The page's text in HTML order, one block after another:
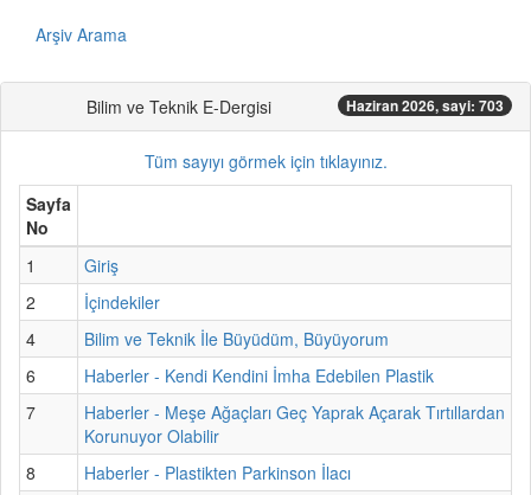
Arşiv Arama
Bilim ve Teknik E-Dergisi Haziran 2026, sayi: 703
Tüm sayıyı görmek için tıklayınız.
Sayfa
No
1
Giriş
2
İçindekiler
4
Bilim ve Teknik İle Büyüdüm, Büyüyorum
6
Haberler - Kendi Kendini İmha Edebilen Plastik
7
Haberler - Meşe Ağaçları Geç Yaprak Açarak Tırtıllardan
Korunuyor Olabilir
8
Haberler - Plastikten Parkinson İlacı